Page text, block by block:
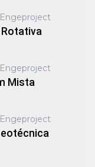
Engeproject
Engeproject
Mista
Engeproject